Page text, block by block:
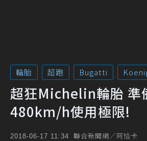
輪胎 超跑 Bugatti
超狂Michelin輪胎 準
480km/h使用極限!
2018-06-17 11:34 聯合新聞網／阿恰卡